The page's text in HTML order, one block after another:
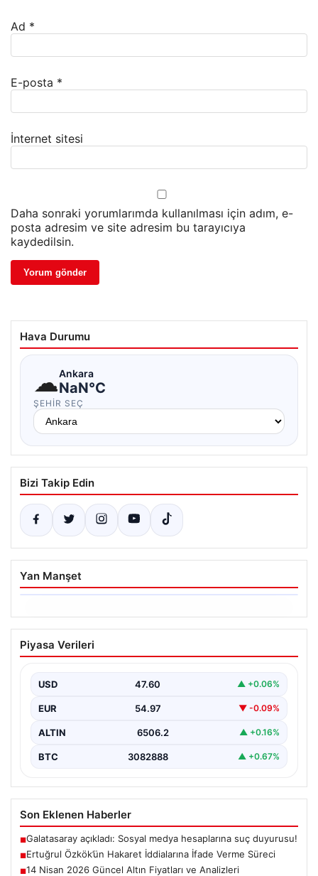
Ad *
E-posta *
İnternet sitesi
Daha sonraki yorumlarımda kullanılması için adım, e-
posta adresim ve site adresim bu tarayıcıya
kaydedilsin.
Hava Durumu
☁Ankara
NaN°C
ŞEHIR SEÇ
Bizi Takip Edin
Yan Manşet
Ertuğrul Özkök’ün Hakaret İddialarına
İfade Verme Süreci
Cumhurbaşkanına hakaret iddialarıyla yürütülen
soruşturma kapsamında İstanbul Adalet…
Piyasa Verileri
USD 47.60 ▲ +0.06%
EUR 54.97 ▼ -0.09%
ALTIN 6506.2 ▲ +0.16%
BTC 3082888 ▲ +0.67%
Son Eklenen Haberler
■Galatasaray açıkladı: Sosyal medya hesaplarına suç duyurusu!
■Ertuğrul Özkök’ün Hakaret İddialarına İfade Verme Süreci
■14 Nisan 2026 Güncel Altın Fiyatları ve Analizleri